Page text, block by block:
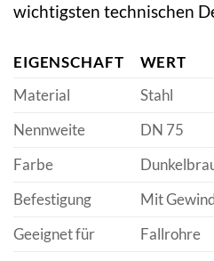
wichtigsten technischen
EIGENSCHAFT
WERT
Material
Stahl
Nennweite
DN 75
Farbe
Befestigung
Mit
Geeignet für
Fallrohre